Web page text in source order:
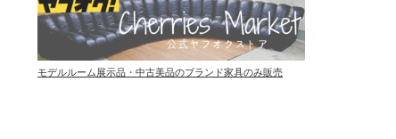
モデルルーム展示品・中古美品のブランド家具のみ販売